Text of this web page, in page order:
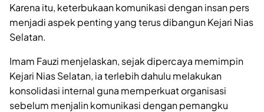
Karena itu, keterbukaan komunikasi dengan insan pers
menjadi aspek penting yang terus dibangun Kejari Nias
Selatan.
Imam Fauzi menjelaskan, sejak dipercaya memimpin
Kejari Nias Selatan, ia terlebih dahulu melakukan
konsolidasi internal guna memperkuat organisasi
sebelum menjalin komunikasi dengan pemangku